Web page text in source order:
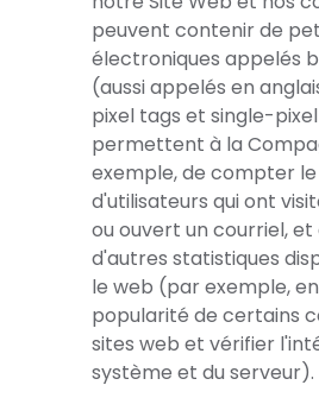
peuvent contenir de
électroniques appelés
(aussi appelés en
pixel tags et single-
permettent à la
exemple, de compter
d'utilisateurs qui ont
ou ouvert un courriel,
d'autres statistiques
le web (par exemple,
popularité de certains
sites web et vérifier
système et du serveur).